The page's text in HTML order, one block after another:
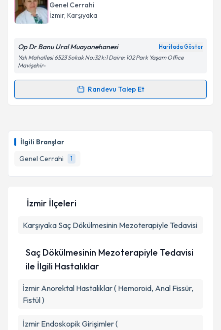
İlgili Branşlar
Genel Cerrahi
1
Genel Cerrahi
İzmir, Karşıyaka
Op Dr Banu Ural Muayanehanesi Haritada Göster
Yalı Mahallesi 6523 Sokak No:32 k:1 Daire: 102 Park Yaşam Office
Mavişehir-
Randevu Talep Et
Randevu Takvimi Talebi
takvim hazırlandığında e-posta ile bilgilendireceğiz.
E-posta Adresiniz
Metni'ni okudum ve kişisel verilerimin belirtilen
Takvim Talebini Gönder
İzmir İlçeleri
Karşıyaka Saç Dökülmesinin Mezoterapiyle Tedavisi
Saç Dökülmesinin Mezoterapiyle Tedavisi
ile İlgili Hastalıklar
İzmir Anorektal Hastalıklar ( Hemoroid, Anal Fissür,
Fistül )
İzmir Endoskopik Girişimler (